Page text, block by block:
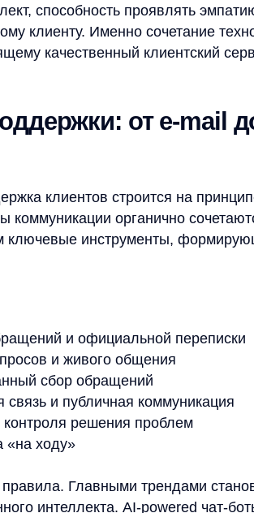
обращений
публичная коммуникация
решения проблем
Главными трендами становятся
AI-powered чат-боты
до 70% типовых обращений без
(ML) и искусственного
объемов обращений
с клиентом
потенциальных проблем
на: